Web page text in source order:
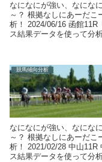
なになにが強い、なにな
～？ 根拠なしにあーだこ
析！ 2024/06/16 函館11R
ス結果データを使って分
競馬傾向分析
なになにが強い、なにな
～？ 根拠なしにあーだこ
析！ 2021/02/28 中山11R
ス結果データを使って分